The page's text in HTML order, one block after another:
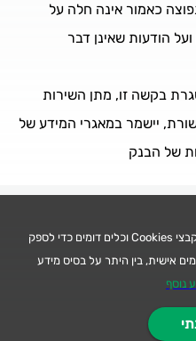
לידיעתך: באתר זה נעשה שימוש בקבצי Cookies וכלים דומים כדי לספק
אישית, בין היתר על בסיס מידע
נוסף
כאמור אינה חלה על
הודעות שאינן דבר
בקשה זו, מתן השירות
יישמר במאגרי המידע של
של הבנק